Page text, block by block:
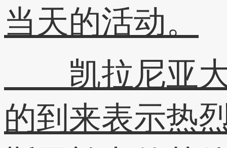
当天的活动。
凯拉尼亚大
的到来表示热